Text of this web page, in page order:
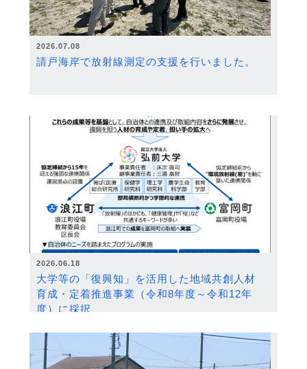
2026.07.08
請戸海岸で放射線測定の支援を行いました。
2026.06.18
大学等の「復興知」を活用した地域共創人材
育成・定着推進事業（令和8年度～令和12年
度）に採択